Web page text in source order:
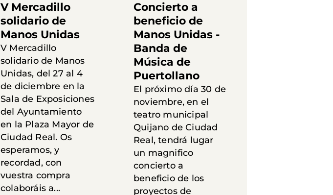
V Mercadillo
solidario de
Manos Unidas
V Mercadillo
solidario de Manos
Unidas, del 27 al 4
de diciembre en la
Sala de Exposiciones
del Ayuntamiento
en la Plaza Mayor de
Ciudad Real. Os
esperamos, y
recordad, con
vuestra compra
colaboráis a...
Concierto a
beneficio de
Manos Unidas -
Banda de
Música de
Puertollano
El próximo día 30 de
noviembre, en el
teatro municipal
Quijano de Ciudad
Real, tendrá lugar
un magnifico
concierto a
beneficio de los
proyectos de